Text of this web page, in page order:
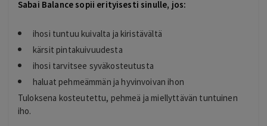
Sabai Balance sopii erityisesti sinulle, jos:
ihosi tuntuu kuivalta ja kiristävältä
kärsit pintakuivuudesta
ihosi tarvitsee syväkosteutusta
haluat pehmeämmän ja hyvinvoivan ihon
Tuloksena kosteutettu, pehmeä ja miellyttävän tuntuinen
iho.